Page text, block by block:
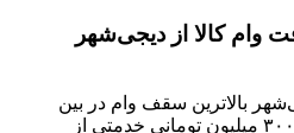
وام کالا از دیجی‌شهر
بالاترین سقف وام در بین
رقباست. سقف خرید قسطی ۳۰۰ میلیون تومانی خدمتی از